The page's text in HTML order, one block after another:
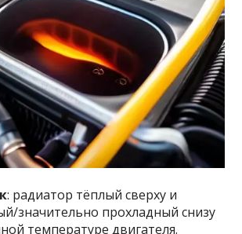
: радиатор тёплый сверху и
значительно прохладный снизу
температуре двигателя.